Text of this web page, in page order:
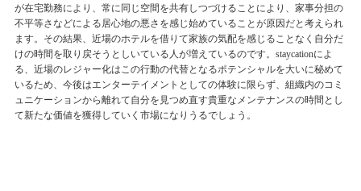
が在宅勤務により、常に同じ空間を共有しつづけることにより、家事分担の
不平等さなどによる居心地の悪さを感じ始めていることが原因だと考えられ
ます。その結果、近場のホテルを借りて家族の気配を感じることなく自分だ
けの時間を取り戻そうとしいている人が増えているのです。staycationによ
る、近場のレジャー化はこの行動の代替となるポテンシャルを大いに秘めて
いるため、今後はエンターテイメントとしての体験に限らず、組織内のコミ
ュニケーションから離れて自分を見つめ直す貴重なメンテナンスの時間とし
て新たな価値を獲得していく市場になりうるでしょう。